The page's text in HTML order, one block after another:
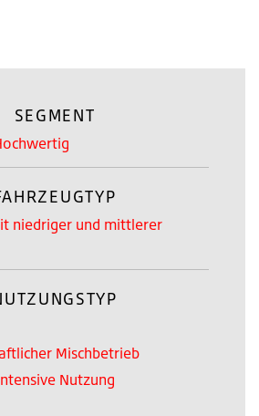
SEGMENT
niedriger und mittlerer
Mischbetrieb
Nutzung